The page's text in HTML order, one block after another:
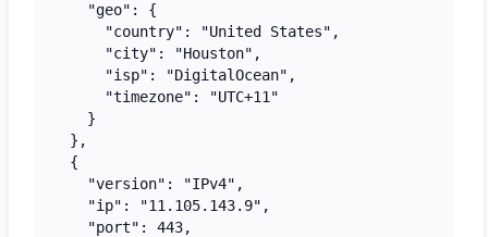
    "geo": {
      "country": "United States",
      "city": "Houston",
      "isp": "DigitalOcean",
      "timezone": "UTC+11"
    }
  },
  {
    "version": "IPv4",
    "ip": "11.105.143.9",
    "port": 443,